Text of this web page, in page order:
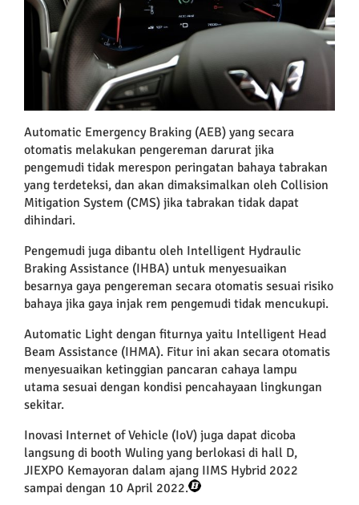
Automatic Emergency Braking (AEB) yang secara
otomatis melakukan pengereman darurat jika
pengemudi tidak merespon peringatan bahaya tabrakan
yang terdeteksi, dan akan dimaksimalkan oleh Collision
Mitigation System (CMS) jika tabrakan tidak dapat
dihindari.
Pengemudi juga dibantu oleh Intelligent Hydraulic
Braking Assistance (IHBA) untuk menyesuaikan
besarnya gaya pengereman secara otomatis sesuai risiko
bahaya jika gaya injak rem pengemudi tidak mencukupi.
Automatic Light dengan fiturnya yaitu Intelligent Head
Beam Assistance (IHMA). Fitur ini akan secara otomatis
menyesuaikan ketinggian pancaran cahaya lampu
utama sesuai dengan kondisi pencahayaan lingkungan
sekitar.
Inovasi Internet of Vehicle (IoV) juga dapat dicoba
langsung di booth Wuling yang berlokasi di hall D,
JIEXPO Kemayoran dalam ajang IIMS Hybrid 2022
sampai dengan 10 April 2022.